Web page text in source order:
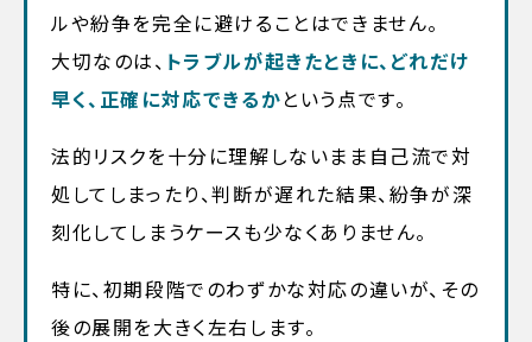
ルや紛争を完全に避けることはできません。
大切なのは、 トラブルが起きたときに、どれだけ
早く、正確に対応できるかという点です。
法的リスクを十分に理解しないまま自己流で対
処してしまったり、判断が遅れた結果、紛争が深
刻化してしまうケースも少なくありません。
特に、初期段階でのわずかな対応の違いが、その
後の展開を大きく左右します。